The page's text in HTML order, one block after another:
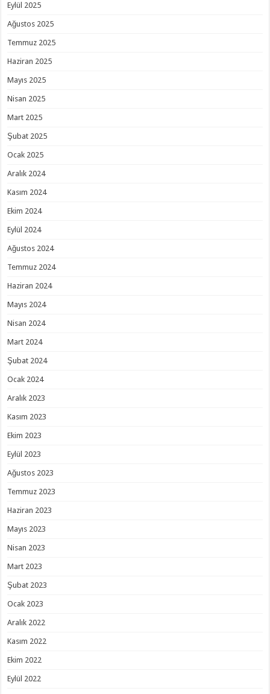
Eylül 2025
Ağustos 2025
Temmuz 2025
Haziran 2025
Mayıs 2025
Nisan 2025
Mart 2025
Şubat 2025
Ocak 2025
Aralık 2024
Kasım 2024
Ekim 2024
Eylül 2024
Ağustos 2024
Temmuz 2024
Haziran 2024
Mayıs 2024
Nisan 2024
Mart 2024
Şubat 2024
Ocak 2024
Aralık 2023
Kasım 2023
Ekim 2023
Eylül 2023
Ağustos 2023
Temmuz 2023
Haziran 2023
Mayıs 2023
Nisan 2023
Mart 2023
Şubat 2023
Ocak 2023
Aralık 2022
Kasım 2022
Ekim 2022
Eylül 2022